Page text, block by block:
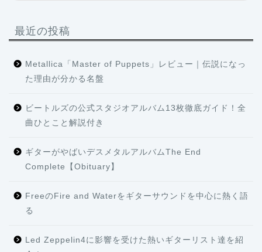
最近の投稿
Metallica「Master of Puppets」レビュー｜伝説になっ
た理由が分かる名盤
ビートルズの公式スタジオアルバム13枚徹底ガイド！全
曲ひとこと解説付き
ギターがやばいデスメタルアルバムThe End
Complete【Obituary】
FreeのFire and Waterをギターサウンドを中心に熱く語
る
Led Zeppelin4に影響を受けた熱いギターリスト達を紹